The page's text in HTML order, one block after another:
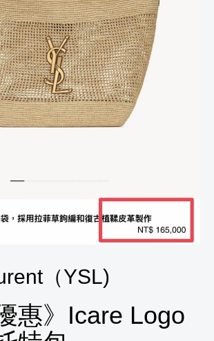
（YSL)
惠》Icare Logo